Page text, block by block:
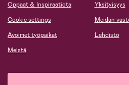
Oppaat & Inspiraatiota
Cookie settings
Avoimet työpaikat
Meistä
Yksityisyys
Meidän
Lehdistö